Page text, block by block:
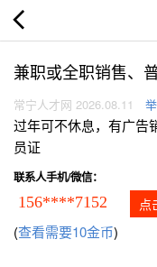
兼职或全职销售、
常宁人才网 2026.08.11
过年可不休息，有广告
员证
联系人手机/微信：
156****7152 点
(查看需要10金币)